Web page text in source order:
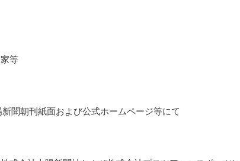
等
聞朝刊紙面および公式ホームページ等にて